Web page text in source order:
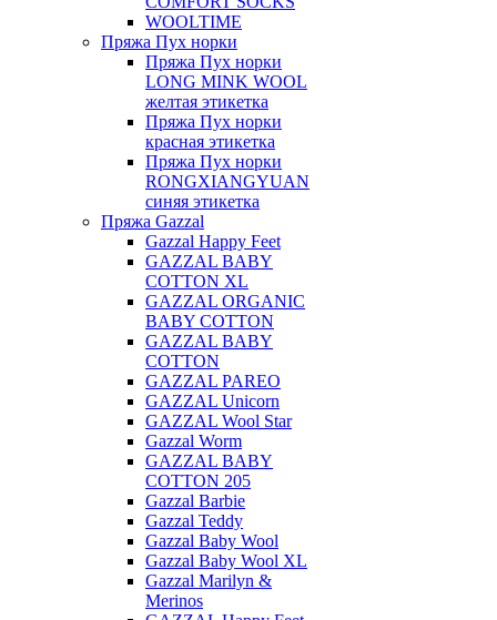
WOOLTIME
Пряжа Пух норки
Пряжа Пух норки
LONG MINK WOOL
желтая этикетка
Пряжа Пух норки
красная этикетка
Пряжа Пух норки
RONGXIANGYUAN
синяя этикетка
Пряжа Gazzal
Gazzal Happy Feet
GAZZAL BABY
COTTON XL
GAZZAL ORGANIC
BABY COTTON
GAZZAL BABY
COTTON
GAZZAL PAREO
GAZZAL Unicorn
GAZZAL Wool Star
Gazzal Worm
GAZZAL BABY
COTTON 205
Gazzal Barbie
Gazzal Teddy
Gazzal Baby Wool
Gazzal Baby Wool XL
Gazzal Marilyn &
Merinos